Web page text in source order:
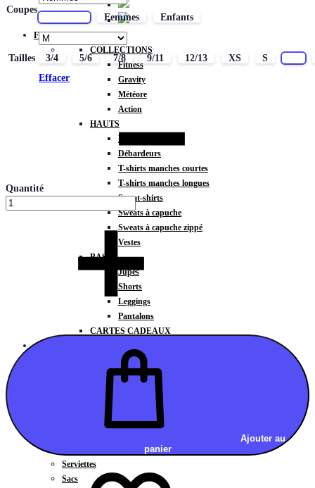
FEMMES
COLLECTIONS
Fitness
Gravity
Météore
Action
HAUTS
Brassières
Débardeurs
T-shirts manches courtes
T-shirts manches longues
Sweat-shirts
Sweats à capuche
Sweats à capuche zippé
Vestes
BAS
Jupes
Shorts
Leggings
Pantalons
CARTES CADEAUX
ACCESSOIRES
Chaussettes / Sous-vêtements
Poignets / Manchettes / Gants
Casquettes / Visières / Bandeaux
Antivibrateurs
Serviettes
Sacs
Coupes
Femmes Enfants
Tailles 3/4 5/6 7/8 9/11 12/13 XS S
Effacer
Quantité
Ajouter au
panier